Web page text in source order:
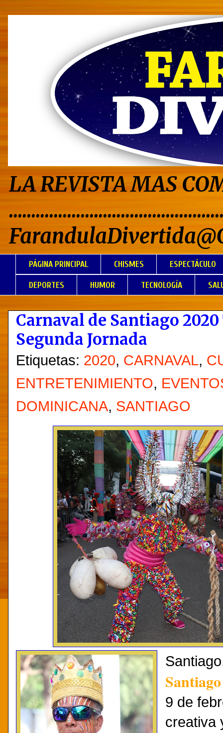
LA REVISTA MAS
PÁGINA PRINCIPAL CHISMES ESPECTÁCULO
DEPORTES HUMOR TECNOLOGÍA
Carnaval de Santiago
Segunda Jornada
Etiquetas: 2020, CARNAVAL,
ENTRETENIMIENTO,
DOMINICANA, SANTIAGO
Santiago
9 de
creativa